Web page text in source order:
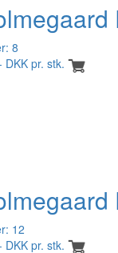
8
DKK pr. stk.
12
DKK pr. stk.